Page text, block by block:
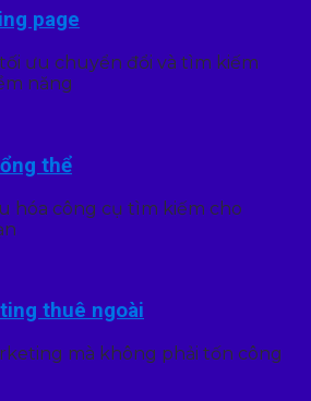
page
ưu chuyển đổi và tìm kiếm
năng
thể
hóa công cụ tìm kiếm cho
thuê ngoài
mà không phải tốn công